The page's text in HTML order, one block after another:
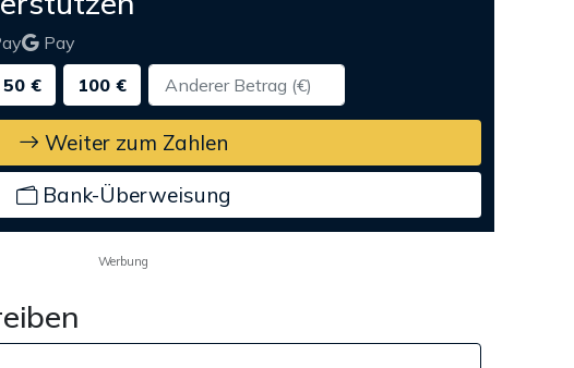
Pay
50 € 100 €
Weiter zum Zahlen
Bank-Überweisung
Werbung